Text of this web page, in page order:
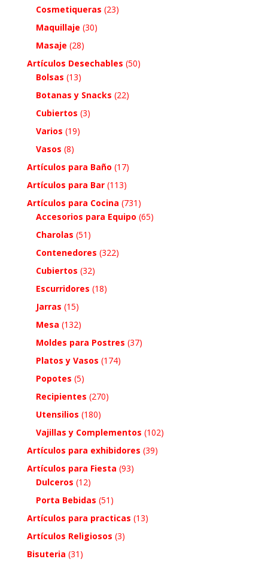
Cosmetiqueras (23)
Maquillaje (30)
Masaje (28)
Artículos Desechables (50)
Bolsas (13)
Botanas y Snacks (22)
Cubiertos (3)
Varios (19)
Vasos (8)
Artículos para Baño (17)
Artículos para Bar (113)
Artículos para Cocina (731)
Accesorios para Equipo (65)
Charolas (51)
Contenedores (322)
Cubiertos (32)
Escurridores (18)
Jarras (15)
Mesa (132)
Moldes para Postres (37)
Platos y Vasos (174)
Popotes (5)
Recipientes (270)
Utensilios (180)
Vajillas y Complementos (102)
Artículos para exhibidores (39)
Artículos para Fiesta (93)
Dulceros (12)
Porta Bebidas (51)
Artículos para practicas (13)
Artículos Religiosos (3)
Bisuteria (31)